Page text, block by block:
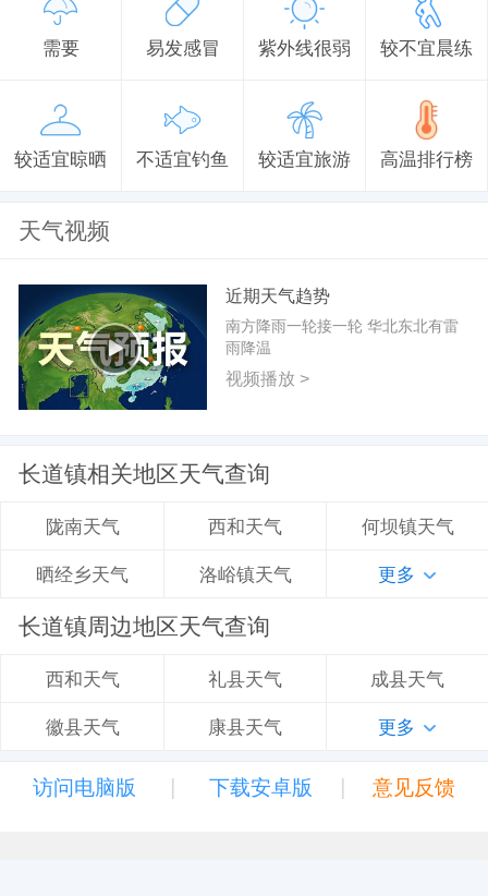
需要 易发感冒 紫外线很弱 较不宜晨练
较适宜晾晒 不适宜钓鱼 较适宜旅游 高温排行榜
天气视频
近期天气趋势
南方降雨一轮接一轮 华北东北有雷
雨降温
视频播放 >
长道镇相关地区天气查询
陇南天气 西和天气 何坝镇天气
晒经乡天气 洛峪镇天气 更多
长道镇周边地区天气查询
西和天气 礼县天气 成县天气
徽县天气 康县天气 更多
访问电脑版 | 下载安卓版 | 意见反馈